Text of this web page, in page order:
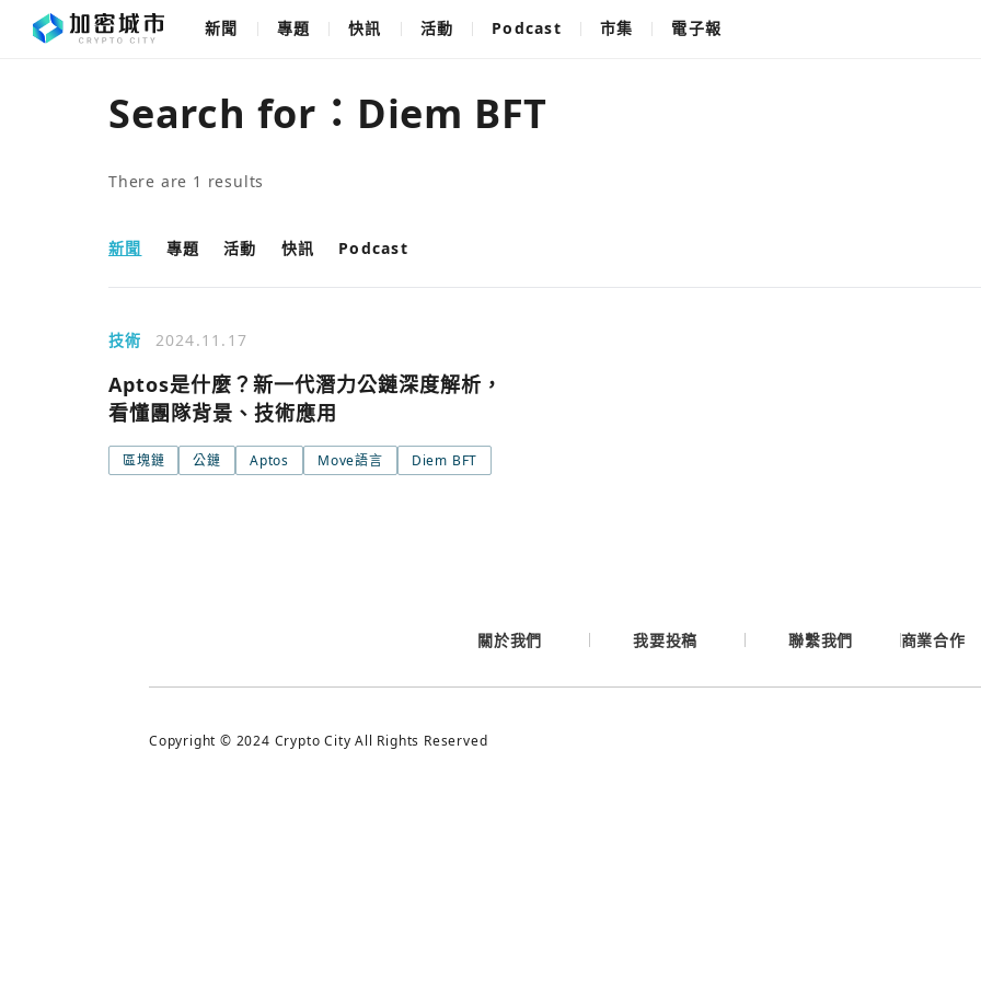
新聞 專題 快訊 活動 Podcast 市集 電子報
Search for： Diem BFT
There are 1 results
新聞 專題 活動 快訊 Podcast
技術 2024.11.17
Aptos是什麼？新一代潛力公鏈深度解析，
看懂團隊背景、技術應用
區塊鏈 公鏈 Aptos Move語言 Diem BFT
關於我們 我要投稿 聯繫我們 商業合作
Copyright © 2024 Crypto City All Rights Reserved